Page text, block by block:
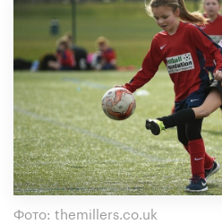
Фото: themillers.co.uk